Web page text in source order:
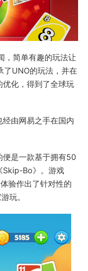
，简单有趣的玩法让
了UNO的玩法，并在
化，得到了全球玩
由网易之手在国内
便是一款基于拥有50
Skip-Bo》。游戏
验作出了针对性的
玩。